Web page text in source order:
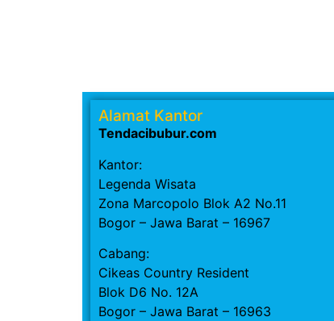
Alamat Kantor
Tendacibubur.com
Kantor:
Legenda Wisata
Zona Marcopolo Blok A2 No.11
Bogor – Jawa Barat – 16967
Cabang:
Cikeas Country Resident
Blok D6 No. 12A
Bogor – Jawa Barat – 16963